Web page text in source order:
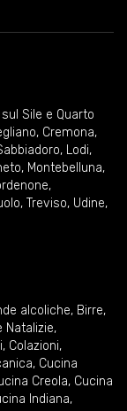
Sile e Quarto
, Cremona,
, Lodi,
, Montebelluna,
,
, Treviso, Udine,
alcoliche, Birre,
Natalizie,
, Colazioni,
, Cucina
Creola, Cucina
Indiana,